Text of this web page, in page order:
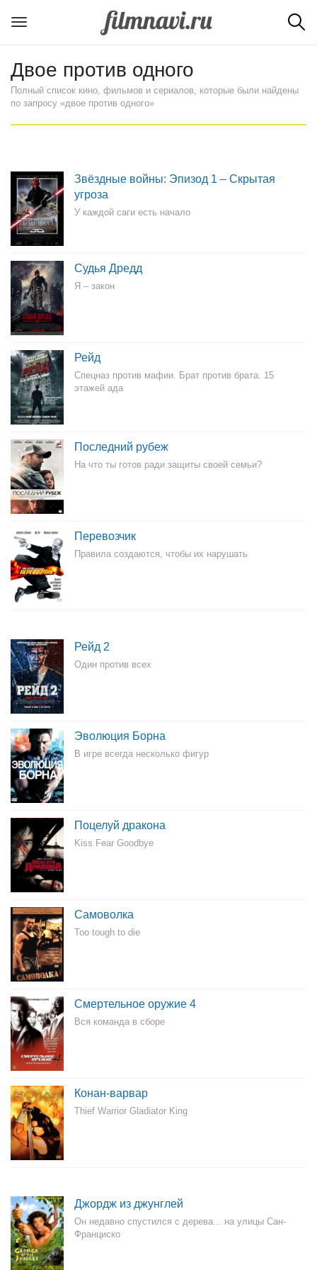
Двое против одного
Полный список кино, фильмов и сериалов, которые были найдены
по запросу «двое против одного»
Звёздные войны: Эпизод 1 – Скрытая
угроза
У каждой саги есть начало
Судья Дредд
Я – закон
Рейд
Спецназ против мафии. Брат против брата. 15
этажей ада
Последний рубеж
На что ты готов ради защиты своей семьи?
Перевозчик
Правила создаются, чтобы их нарушать
Рейд 2
Один против всех
Эволюция Борна
В игре всегда несколько фигур
Поцелуй дракона
Kiss Fear Goodbye
Самоволка
Too tough to die
Смертельное оружие 4
Вся команда в сборе
Конан-варвар
Thief Warrior Gladiator King
Джордж из джунглей
Он недавно спустился с дерева... на улицы Сан-
Франциско